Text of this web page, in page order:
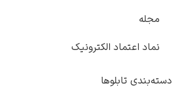
الکترونیک